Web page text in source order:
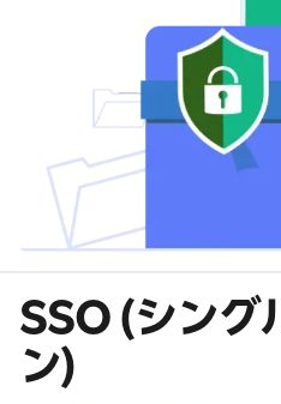
SSO (シング
ン)